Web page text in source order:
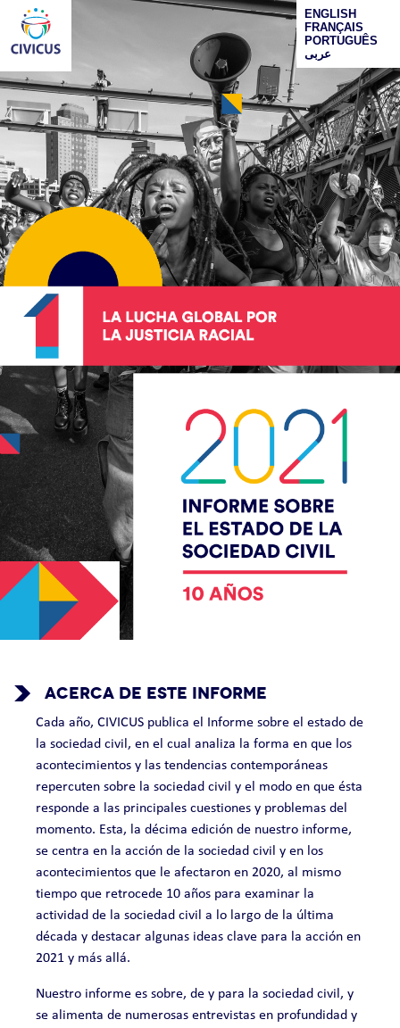
ENGLISH
FRANÇAIS
PORTUGUÊS
عربى
ACERCA DE ESTE INFORME
Cada año, CIVICUS publica el Informe sobre el estado de
la sociedad civil, en el cual analiza la forma en que los
acontecimientos y las tendencias contemporáneas
repercuten sobre la sociedad civil y el modo en que ésta
responde a las principales cuestiones y problemas del
momento. Esta, la décima edición de nuestro informe,
se centra en la acción de la sociedad civil y en los
acontecimientos que le afectaron en 2020, al mismo
tiempo que retrocede 10 años para examinar la
actividad de la sociedad civil a lo largo de la última
década y destacar algunas ideas clave para la acción en
2021 y más allá.
Nuestro informe es sobre, de y para la sociedad civil, y
se alimenta de numerosas entrevistas en profundidad y